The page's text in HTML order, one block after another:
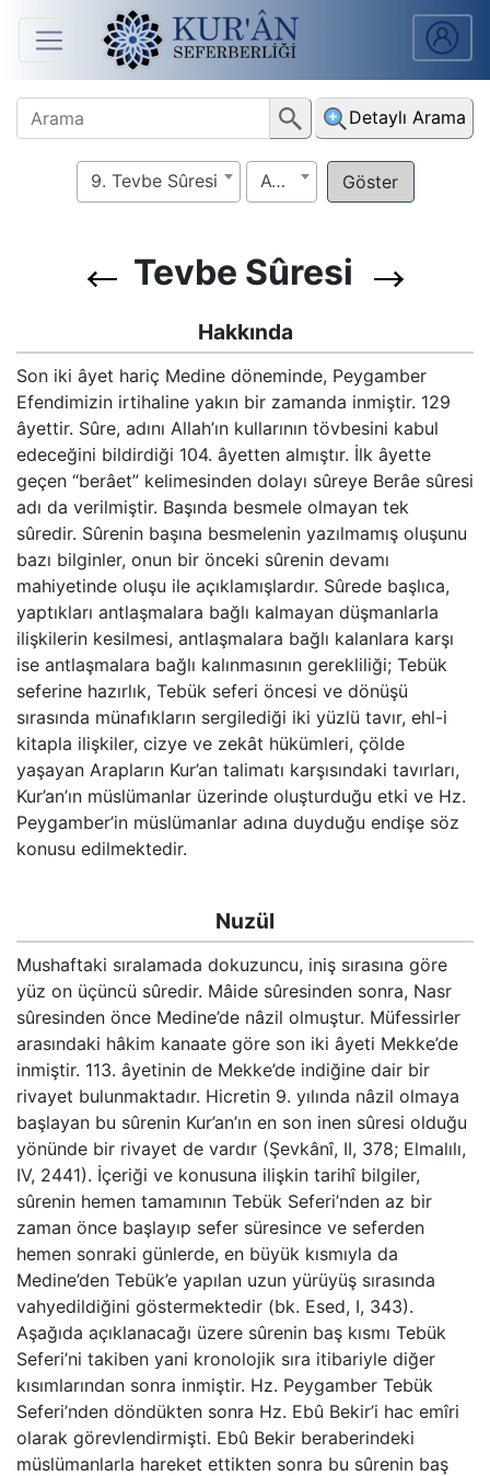
Anasayfa
Sûreler
Arapça
Notları
Kur'ân
Seferberliği
Kökler
Üyelik
Detaylı Arama
9. Tevbe Sûresi Ayet
Tevbe Sûresi
Hakkında
Son iki âyet hariç Medine döneminde, Peygamber
Efendimizin irtihaline yakın bir zamanda inmiştir. 129
âyettir. Sûre, adını Allah’ın kullarının tövbesini kabul
edeceğini bildirdiği 104. âyetten almıştır. İlk âyette
geçen “berâet” kelimesinden dolayı sûreye Berâe sûresi
adı da verilmiştir. Başında besmele olmayan tek
sûredir. Sûrenin başına besmelenin yazılmamış oluşunu
bazı bilginler, onun bir önceki sûrenin devamı
mahiyetinde oluşu ile açıklamışlardır. Sûrede başlıca,
yaptıkları antlaşmalara bağlı kalmayan düşmanlarla
ilişkilerin kesilmesi, antlaşmalara bağlı kalanlara karşı
ise antlaşmalara bağlı kalınmasının gerekliliği; Tebük
seferine hazırlık, Tebük seferi öncesi ve dönüşü
sırasında münafıkların sergilediği iki yüzlü tavır, ehl-i
kitapla ilişkiler, cizye ve zekât hükümleri, çölde
yaşayan Arapların Kur’an talimatı karşısındaki tavırları,
Kur’an’ın müslümanlar üzerinde oluşturduğu etki ve Hz.
Peygamber’in müslümanlar adına duyduğu endişe söz
konusu edilmektedir.
Nuzül
Mushaftaki sıralamada dokuzuncu, iniş sırasına göre
yüz on üçüncü sûredir. Mâide sûresinden sonra, Nasr
sûresinden önce Medine’de nâzil olmuştur. Müfessirler
arasındaki hâkim kanaate göre son iki âyeti Mekke’de
inmiştir. 113. âyetinin de Mekke’de indiğine dair bir
rivayet bulunmaktadır. Hicretin 9. yılında nâzil olmaya
başlayan bu sûrenin Kur’an’ın en son inen sûresi olduğu
yönünde bir rivayet de vardır (Şevkânî, II, 378; Elmalılı,
IV, 2441). İçeriği ve konusuna ilişkin tarihî bilgiler,
sûrenin hemen tamamının Tebük Seferi’nden az bir
zaman önce başlayıp sefer süresince ve seferden
hemen sonraki günlerde, en büyük kısmıyla da
Medine’den Tebük’e yapılan uzun yürüyüş sırasında
vahyedildiğini göstermektedir (bk. Esed, I, 343).
Aşağıda açıklanacağı üzere sûrenin baş kısmı Tebük
Seferi’ni takiben yani kronolojik sıra itibariyle diğer
kısımlarından sonra inmiştir. Hz. Peygamber Tebük
Seferi’nden döndükten sonra Hz. Ebû Bekir’i hac emîri
olarak görevlendirmişti. Ebû Bekir beraberindeki
müslümanlarla hareket ettikten sonra bu sûrenin baş